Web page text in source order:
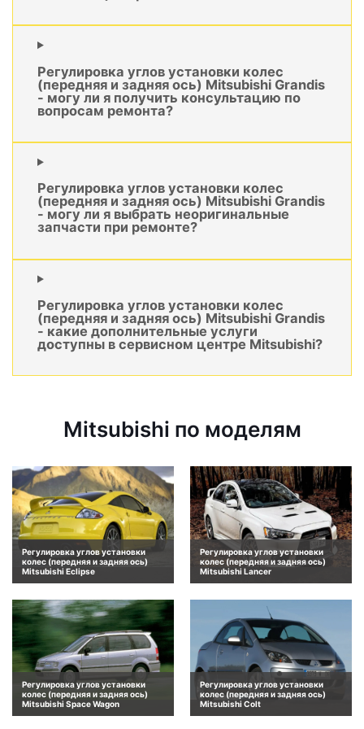
Регулировка углов установки колес
(передняя и задняя ось) Mitsubishi Grandis
- могу ли я получить консультацию по
вопросам ремонта?
Регулировка углов установки колес
(передняя и задняя ось) Mitsubishi Grandis
- могу ли я выбрать неоригинальные
запчасти при ремонте?
Регулировка углов установки колес
(передняя и задняя ось) Mitsubishi Grandis
- какие дополнительные услуги
доступны в сервисном центре Mitsubishi?
Mitsubishi по моделям
Регулировка углов установки
колес (передняя и задняя ось)
Mitsubishi Eclipse
Регулировка углов установки
колес (передняя и задняя ось)
Mitsubishi Lancer
Регулировка углов установки
колес (передняя и задняя ось)
Mitsubishi Space Wagon
Регулировка углов установки
колес (передняя и задняя ось)
Mitsubishi Colt